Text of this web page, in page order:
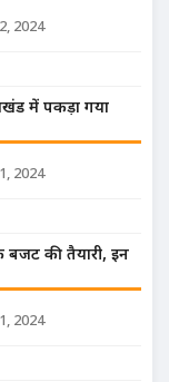
2024
में पकड़ा गया
2024
बजट की तैयारी, इन
2024